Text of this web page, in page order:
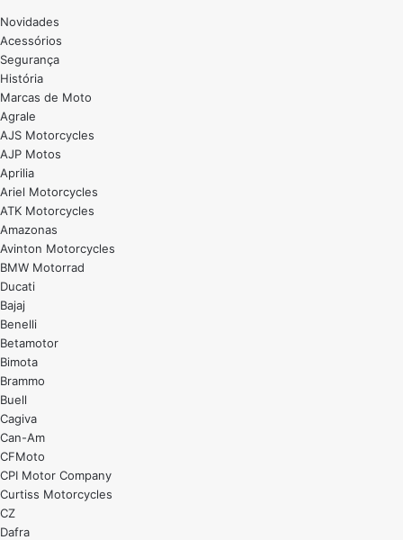
Novidades
Acessórios
Segurança
História
Marcas de Moto
Agrale
AJS Motorcycles
AJP Motos
Aprilia
Ariel Motorcycles
ATK Motorcycles
Amazonas
Avinton Motorcycles
BMW Motorrad
Ducati
Bajaj
Benelli
Betamotor
Bimota
Brammo
Buell
Cagiva
Can-Am
CFMoto
CPI Motor Company
Curtiss Motorcycles
CZ
Dafra